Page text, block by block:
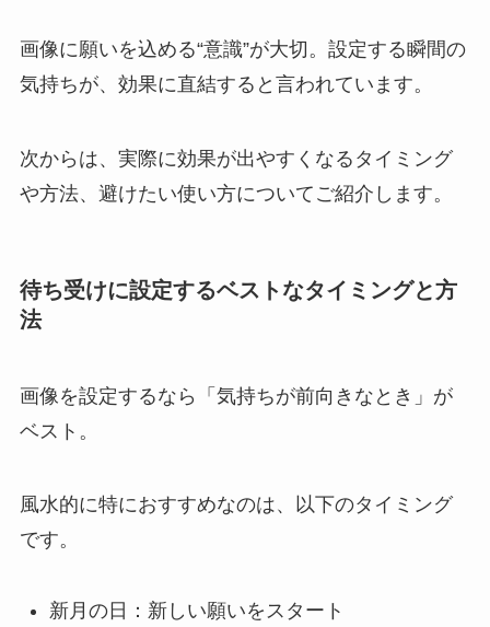
画像に願いを込める“意識”が大切。設定する瞬間の
気持ちが、効果に直結すると言われています。
次からは、実際に効果が出やすくなるタイミング
や方法、避けたい使い方についてご紹介します。
待ち受けに設定するベストなタイミングと方
法
画像を設定するなら「気持ちが前向きなとき」が
ベスト。
風水的に特におすすめなのは、以下のタイミング
です。
新月の日：新しい願いをスタート